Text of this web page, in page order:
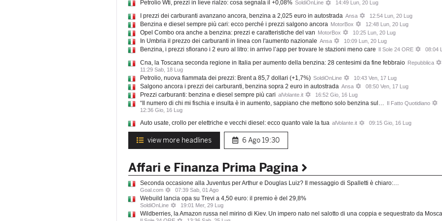
Petrolio Wti, prezzi in lieve rialzo: cosa segnala il +0,08% SoldiOnLine 14:49 Lun, 20 Lug
I prezzi dei carburanti avanzano ancora, benzina a 2,025 euro in autostrada Ansa 12:54 Lun, 20 Lug
Benzina e diesel sempre più cari: ecco perché i prezzi salgono ancora MotorBox 12:48 Lun, 20 Lug
Opel Combo ora anche a benzina: prezzi e caratteristiche del van MotorBox 10:25 Lun, 20 Lug
In Umbria il prezzo dei carburanti in linea con l'aumento nazionale Ansa 10:09 Lun, 20 Lug
Benzina, i prezzi sfiorano i 2 euro al litro: in arrivo l’app per trovare le stazioni meno care Il Sole 24 ORE 08:04
Cna, la Toscana seconda regione in Italia per aumento della benzina: 28 centesimi da fine febbraio Repubblica
11:29 Sab, 18 Lug
Petrolio, nuova fiammata dei prezzi: Brent a 85,7 dollari (+1,7%) SoldiOnLine 10:43 Ven, 17 Lug
Salgono ancora i prezzi dei carburanti, benzina sopra 2 euro in autostrada Ansa 08:50 Ven, 17 Lug
Prezzi carburanti: benzina e diesel sempre più cari alVolante.it 16:52 Gio, 16 Lug
“Il numero di chi mi fischia e insulta è in aumento, sappiano che mettono solo benzina sul…
Il Fatto Quotidiano
12:36 Gio, 16 Lug
Auto usate, crollo per elettriche e vecchi diesel: ecco quanto vale la tua alVolante.it 09:15 Gio, 16 Lug
view more headlines 6 Ago19:30
Affari e Finanza Prima Pagina
Seconda occasione alla Juventus per Arthur e Douglas Luiz? Il messaggio di Spalletti è chiaro:…
Goal.com 07:39 Sab, 01 Ago
Webuild lancia opa su Trevi a 4,50 euro: il premio è del 29,8%
SoldiOnLine 19:01 Mer, 29 Lug
Wildberries, la Amazon russa nel mirino di Kiev. Un impero nato nel salotto di una coppia e sequestrato da Mosca